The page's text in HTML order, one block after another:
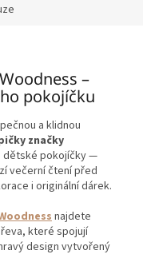
–
pokojíčku
a klidnou
značky
dětské pokojíčky —
večerní čtení před
i originální dárek.
najdete
které spojují
design vytvořený